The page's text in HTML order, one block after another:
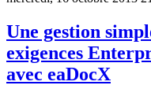
Une gestion
exigences
avec eaDocX